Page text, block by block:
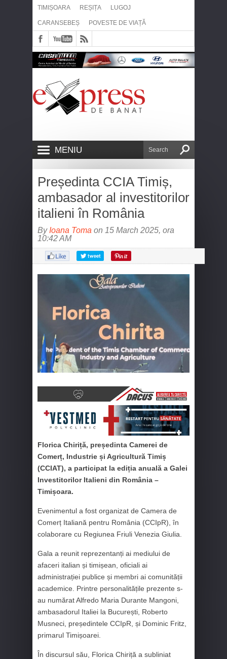
TIMIȘOARA REȘIȚA LUGOJ
CARANSEBEȘ POVESTE DE VIAȚĂ
MENIU
Președinta CCIA Timiș,
ambasador al investitorilor
italieni în România
By Ioana Toma on 15 March 2025, ora
10:42 AM
Florica Chiriță, președinta Camerei de
Comerț, Industrie și Agricultură Timiș
(CCIAT), a participat la ediția anuală a Galei
Investitorilor Italieni din România –
Timișoara.
Evenimentul a fost organizat de Camera de
Comerț Italiană pentru România (CCIpR), în
colaborare cu Regiunea Friuli Venezia Giulia.
Gala a reunit reprezentanți ai mediului de
afaceri italian și timișean, oficiali ai
administrației publice și membri ai comunității
academice. Printre personalitățile prezente s-
au numărat Alfredo Maria Durante Mangoni,
ambasadorul Italiei la București, Roberto
Musneci, președintele CCIpR, și Dominic Fritz,
primarul Timișoarei.
În discursul său, Florica Chiriță a subliniat